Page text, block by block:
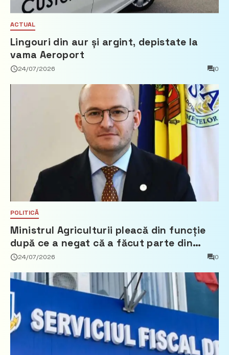
ACTUAL
Lingouri din aur și argint, depistate la
vama Aeroport
24/07/2026 0
POLITICĂ
Ministrul Agriculturii pleacă din funcție
după ce a negat că a făcut parte din
Partidul Democrat
24/07/2026 0